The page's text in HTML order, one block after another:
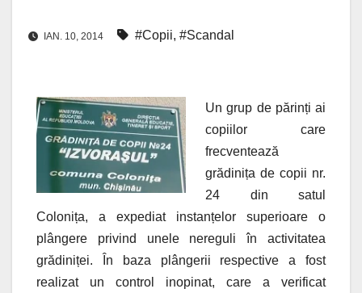
IAN. 10, 2014 #Copii, #Scandal
Un grup de părinți ai
copiilor care
frecventează
grădinița de copii nr.
24 din satul
Colonița, a expediat instanțelor superioare o
plângere privind unele nereguli în activitatea
grădiniței. În baza plângerii respective a fost
realizat un control inopinat, care a verificat